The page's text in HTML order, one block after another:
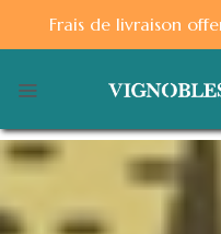
Frais de livraison